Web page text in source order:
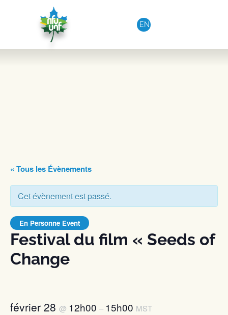
Aller au contenu
EN
« Tous les Évènements
Cet évènement est passé.
Festival du film « Seeds of
Change
En Personne Event
février 28 @ 12h00 – 15h00 MST